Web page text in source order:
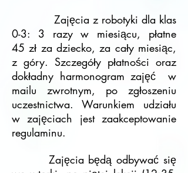
Zajęcia z robotyki dla klas
0-3: 3 razy w miesiącu, płatne
45 zł za dziecko, za cały miesiąc,
z góry. Szczegóły płatności oraz
dokładny harmonogram zajęć w
mailu zwrotnym, po zgłoszeniu
uczestnictwa. Warunkiem udziału
w zajęciach jest zaakceptowanie
regulaminu.
Zajęcia będą odbywać się